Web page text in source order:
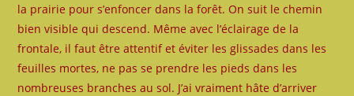
la prairie pour s’enfoncer dans la forêt. On suit le chemin
bien visible qui descend. Même avec l’éclairage de la
frontale, il faut être attentif et éviter les glissades dans les
feuilles mortes, ne pas se prendre les pieds dans les
nombreuses branches au sol. J’ai vraiment hâte d’arriver